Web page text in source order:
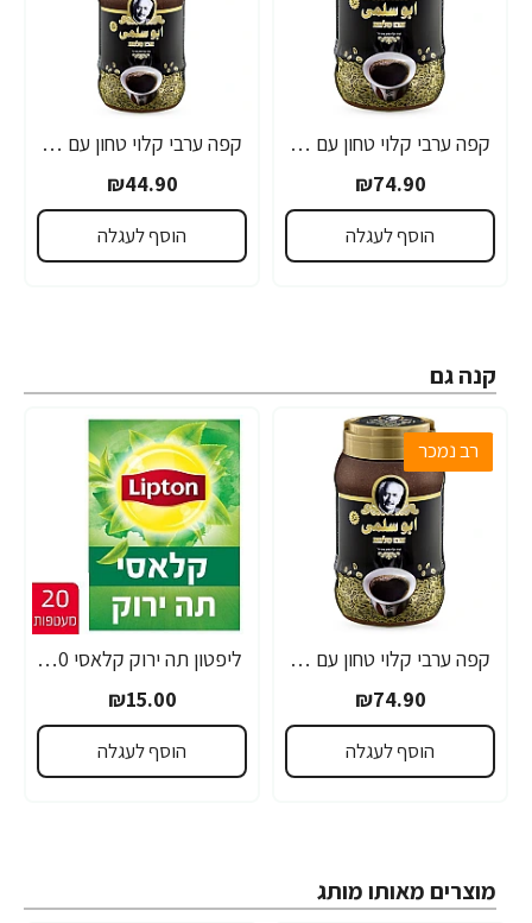
קפה ערבי קלוי טחון עם הל אבו סלמא 900 גרם
₪74.90
הוסף לעגלה
קפה ערבי קלוי טחון עם הל אבו סלמא 400 גרם
₪44.90
הוסף לעגלה
קנה גם
רב נמכר
קפה ערבי קלוי טחון עם הל אבו סלמא 900 גרם
₪74.90
הוסף לעגלה
ליפטון תה ירוק קלאסי 20 שקיקים
₪15.00
הוסף לעגלה
מוצרים מאותו מותג